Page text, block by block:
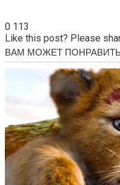
0 113
Like this post? Please